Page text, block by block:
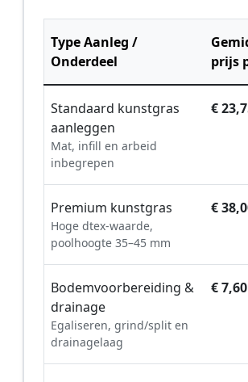
Type Aanleg /
Onderdeel
prijs
Standaard kunstgras
aanleggen
Mat, infill en arbeid
inbegrepen
€
Premium kunstgras
Hoge dtex-waarde,
poolhoogte 35–45 mm
€
Bodemvoorbereiding &
drainage
Egaliseren, grind/split en
drainagelaag
€